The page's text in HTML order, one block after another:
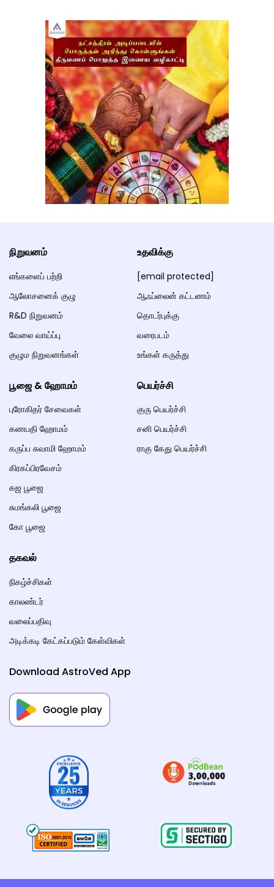
நிறுவனம்
எங்களைப் பற்றி
ஆலோசனைக் குழு
R&D நிறுவனம்
வேலை வாய்ப்பு
குழும நிறுவனங்கள்
உதவிக்கு
[email protected]
ஆஃப்லைன் கட்டணம்
தொடர்புக்கு
வரைபடம்
உங்கள் கருத்து
பூஜை & ஹோமம்
புரோகிதர் சேவைகள்
கணபதி ஹோமம்
கருப்ப சுவாமி ஹோமம்
கிரகப்பிரவேசம்
கஜ பூஜை
சுமங்கலி பூஜை
கோ பூஜை
பெயர்ச்சி
குரு பெயர்ச்சி
சனி பெயர்ச்சி
ராகு கேது பெயர்ச்சி
தகவல்
நிகழ்ச்சிகள்
காலண்டர்
வலைப்பதிவு
அடிக்கடி கேட்கப்படும் கேள்விகள்
Download AstroVed App